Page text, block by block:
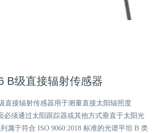
B级直接辐射传感器
直接辐射传感器用于测量直接太阳辐照度
必须通过太阳跟踪器或其他方式垂直于太阳光
属于符合 ISO 9060:2018 标准的光谱平坦 B 类